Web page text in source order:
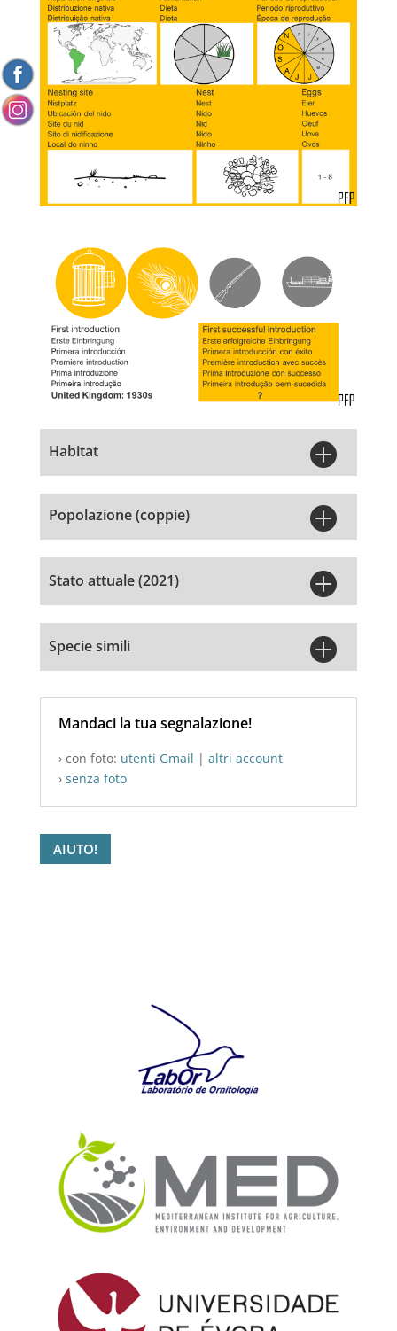
Habitat 
Popolazione (coppie) 
Stato attuale (2021) 
Specie simili 
Mandaci la tua segnalazione!
› con foto: utenti Gmail | altri account
› senza foto
AIUTO!